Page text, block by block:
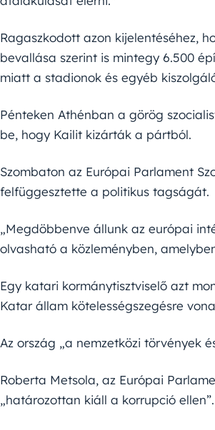
Ragaszkodott azon kijelentéséhez,
bevallása szerint is mintegy 6.500
miatt a stadionok és egyéb
Pénteken Athénban a görög
be, hogy Kailit kizárták a pártból.
Szombaton az Európai Parlament
felfüggesztette a politikus tagságát.
„Megdöbbenve állunk az európai
olvasható a közleményben,
Egy katari kormánytisztviselő azt
Katar állam kötelességszegésre
Az ország „a nemzetközi törvények
Roberta Metsola, az Európai
„határozottan kiáll a korrupció ellen”.